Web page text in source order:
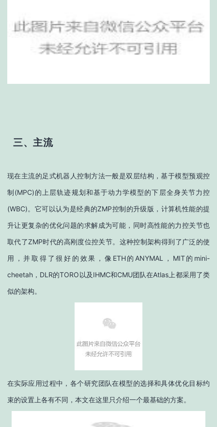
三、主流
现在主流的足式机器人控制方法一般是双层结构，基于模型预观控
制(MPC)的上层轨迹规划和基于动力学模型的下层全身关节力控
(WBC)。它可以认为是经典的ZMP控制的升级版，计算机性能的提
升让更复杂的优化问题的求解成为可能，同时高性能的力控关节也
取代了ZMP时代的高刚度位控关节。这种控制架构得到了广泛的使
用，并取得了很好的效果，像ETH的ANYMAL，MIT的mini-
cheetah，DLR的TORO以及IHMC和CMU团队在Atlas上都采用了类
似的架构。
在实际应用过程中，各个研究团队在模型的选择和具体优化目标约
束的设置上各有不同，本文在这里只介绍一个最基础的方案。